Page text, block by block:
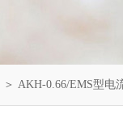
＞ AKH-0.66/EMS型电